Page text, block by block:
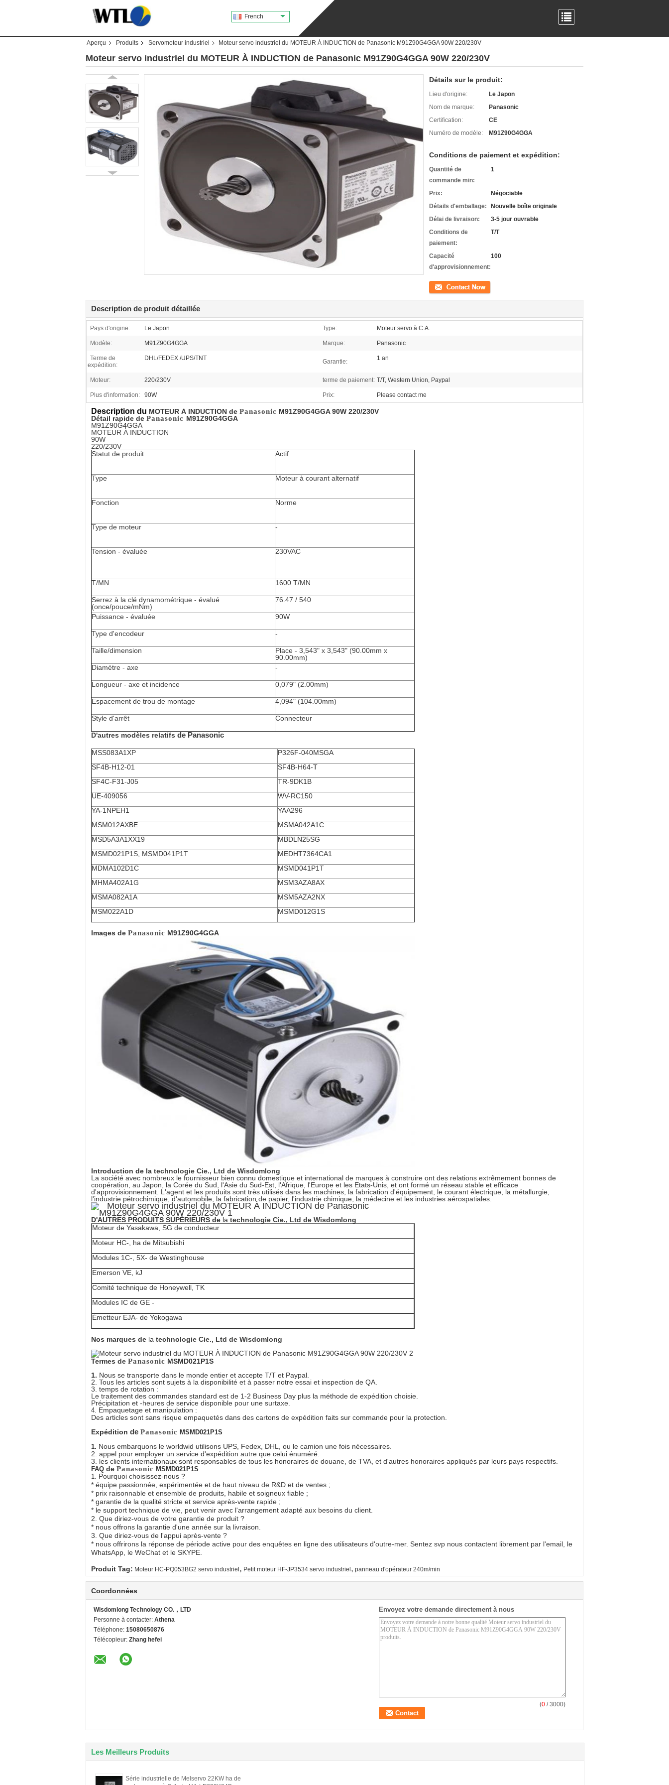
French
Aperçu Produits Servomoteur industriel Moteur servo industriel du MOTEUR À INDUCTION de Panasonic M91Z90G4GGA 90W 220/230V
Moteur servo industriel du MOTEUR À INDUCTION de Panasonic M91Z90G4GGA 90W 220/230V
Détails sur le produit:
Lieu d'origine:
Le Japon
Nom de marque:
Panasonic
Certification:
CE
Numéro de modèle:
M91Z90G4GGA
Conditions de paiement et expédition:
Quantité de
commande min:
1
Prix:
Négociable
Détails d'emballage:
Nouvelle boîte originale
Délai de livraison:
3-5 jour ouvrable
Conditions de
paiement:
T/T
Capacité
d'approvisionnement:
100
Contact
Description de produit détaillée
Pays d'origine: Le Japon Type: Moteur servo à C.A.
Modèle: M91Z90G4GGA Marque: Panasonic
Terme de
expédition:
DHL/FEDEX /UPS/TNT Garantie: 1 an
Moteur: 220/230V terme de paiement: T/T, Western Union, Paypal
Plus d'information: 90W Prix: Please contact me
Description du MOTEUR À INDUCTION de Panasonic M91Z90G4GGA 90W 220/230V
Détail rapide de Panasonic M91Z90G4GGA
M91Z90G4GGA
MOTEUR À INDUCTION
90W
220/230V
Statut de produit
Actif
Type Moteur à courant alternatif
Fonction Norme
Type de moteur -
Tension - évaluée 230VAC
T/MN 1600 T/MN
Serrez à la clé dynamométrique - évalué
(once/pouce/mNm)
76.47 / 540
Puissance - évaluée 90W
Type d'encodeur -
Taille/dimension
Place - 3,543" x 3,543" (90.00mm x
90.00mm)
Diamètre - axe
-
Longueur - axe et incidence 0,079" (2.00mm)
Espacement de trou de montage 4,094" (104.00mm)
Style d'arrêt Connecteur
D'autres modèles relatifs de Panasonic
MSS083A1XP
P326F-040MSGA
SF4B-H12-01
SF4B-H64-T
SF4C-F31-J05
TR-9DK1B
UE-409056
WV-RC150
YA-1NPEH1
YAA296
MSM012AXBE
MSMA042A1C
MSD5A3A1XX19
MBDLN25SG
MSMD021P1S, MSMD041P1T
MEDHT7364CA1
MDMA102D1C
MSMD041P1T
MHMA402A1G
MSM3AZA8AX
MSMA082A1A
MSM5AZA2NX
MSM022A1D
MSMD012G1S
Images de Panasonic M91Z90G4GGA
Introduction de la technologie Cie., Ltd de Wisdomlong
La société avec nombreux le fournisseur bien connu domestique et international de marques à construire ont des relations extrêmement bonnes de
coopération, au Japon, la Corée du Sud, l'Asie du Sud-Est, l'Afrique, l'Europe et les Etats-Unis, et ont formé un réseau stable et efficace
d'approvisionnement. L'agent et les produits sont très utilisés dans les machines, la fabrication d'équipement, le courant électrique, la métallurgie,
l'industrie pétrochimique, d'automobile, la fabrication de papier, l'industrie chimique, la médecine et les industries aérospatiales.
D'AUTRES PRODUITS SUPÉRIEURS de la technologie Cie., Ltd de Wisdomlong
Moteur de Yasakawa, SG de conducteur
Moteur HC-, ha de Mitsubishi
Modules 1C-, 5X- de Westinghouse
Emerson VE, kJ
Comité technique de Honeywell, TK
Modules IC de GE -
Émetteur EJA- de Yokogawa
Nos marques de la technologie Cie., Ltd de Wisdomlong
Termes de Panasonic MSMD021P1S
1. Nous se transporte dans le monde entier et accepte T/T et Paypal.
2. Tous les articles sont sujets à la disponibilité et à passer notre essai et inspection de QA.
3. temps de rotation :
Le traitement des commandes standard est de 1-2 Business Day plus la méthode de expédition choisie.
Précipitation et -heures de service disponible pour une surtaxe.
4. Empaquetage et manipulation :
Des articles sont sans risque empaquetés dans des cartons de expédition faits sur commande pour la protection.
Expédition de Panasonic MSMD021P1S
1. Nous embarquons le worldwid utilisons UPS, Fedex, DHL, ou le camion une fois nécessaires.
2. appel pour employer un service d'expédition autre que celui énuméré.
3. les clients internationaux sont responsables de tous les honoraires de douane, de TVA, et d'autres honoraires appliqués par leurs pays respectifs.
FAQ de Panasonic MSMD021P1S
1. Pourquoi choisissez-nous ?
* équipe passionnée, expérimentée et de haut niveau de R&D et de ventes ;
* prix raisonnable et ensemble de produits, habile et soigneux fiable ;
* garantie de la qualité stricte et service après-vente rapide ;
* le support technique de vie, peut venir avec l'arrangement adapté aux besoins du client.
2. Que diriez-vous de votre garantie de produit ?
* nous offrons la garantie d'une année sur la livraison.
3. Que diriez-vous de l'appui après-vente ?
* nous offrirons la réponse de période active pour des enquêtes en ligne des utilisateurs d'outre-mer. Sentez svp nous contactent librement par l'email, le
WhatsApp, le WeChat et le SKYPE.
Produit Tag: Moteur HC-PQ053BG2 servo industriel , Petit moteur HF-JP3534 servo industriel , panneau d'opérateur 240m/min
Coordonnées
Wisdomlong Technology CO.，LTD
Personne à contacter: Athena
Téléphone: 15080650876
Télécopieur: Zhang hefei
Envoyez votre demande directement à nous
(0 / 3000)
Les Meilleurs Produits
Série industrielle de Melservo 22KW ha de